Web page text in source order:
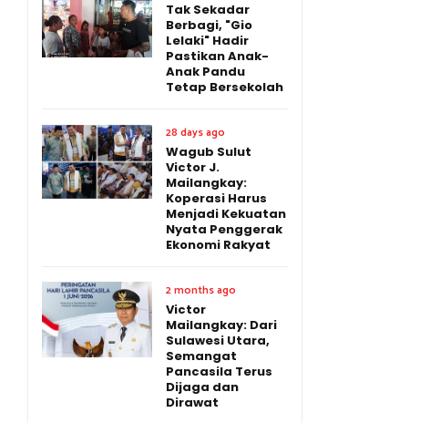
Tak Sekadar
Berbagi, "Gio
Lelaki" Hadir
Pastikan Anak-
Anak Pandu
Tetap Bersekolah
28 days ago
Wagub Sulut
Victor J.
Mailangkay:
Koperasi Harus
Menjadi Kekuatan
Nyata Penggerak
Ekonomi Rakyat
2 months ago
Victor
Mailangkay: Dari
Sulawesi Utara,
Semangat
Pancasila Terus
Dijaga dan
Dirawat